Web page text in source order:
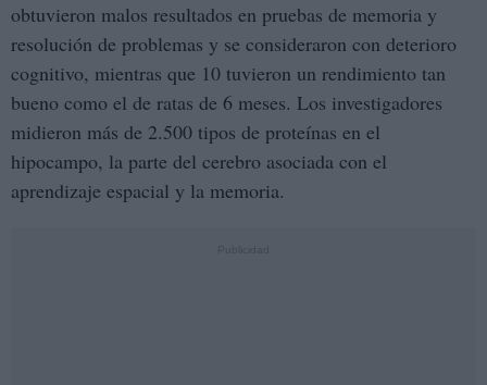
obtuvieron malos resultados en pruebas de memoria y
resolución de problemas y se consideraron con deterioro
cognitivo, mientras que 10 tuvieron un rendimiento tan
bueno como el de ratas de 6 meses. Los investigadores
midieron más de 2.500 tipos de proteínas en el
hipocampo, la parte del cerebro asociada con el
aprendizaje espacial y la memoria.